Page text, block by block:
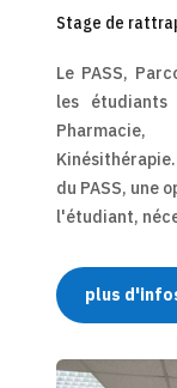
Stage de
Le PASS,
les étudiants
du PASS, une
l'étudiant,
plus